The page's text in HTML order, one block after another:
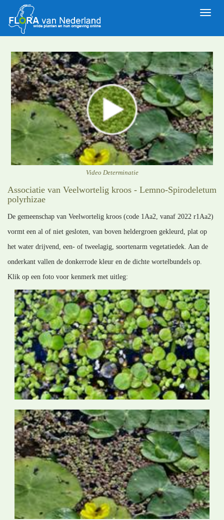
Toggle
Video Determinatie
Associatie van Veelwortelig kroos - Lemno-Spirodeletum
polyrhizae
De gemeenschap van Veelwortelig kroos (code 1Aa2, vanaf 2022 r1Aa2)
vormt een al of niet gesloten, van boven heldergroen gekleurd, plat op
het water drijvend, een- of tweelagig, soortenarm vegetatiedek. Aan de
onderkant vallen de donkerrode kleur en de dichte wortelbundels op.
Klik op een foto voor kenmerk met uitleg: